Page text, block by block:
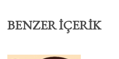
BENZER İÇERIK